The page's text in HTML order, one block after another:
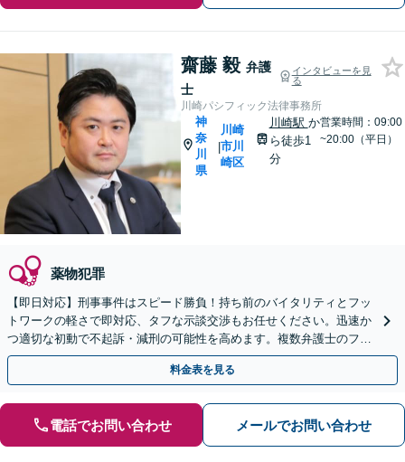
齋藤 毅 弁護
士
インタビューを見
る
川崎パシフィック法律事務所
神
奈
川
県
|
川崎
市川
崎区
川崎駅 か
ら徒歩1
分
営業時間：09:00
~20:00（平日）
薬物犯罪
【即日対応】刑事事件はスピード勝負！持ち前のバイタリティとフッ
トワークの軽さで即対応、タフな示談交渉もお任せください。迅速か
つ適切な初動で不起訴・減刑の可能性を高めます。複数弁護士のフォ
ロー体制。家族・職場へも配慮します。【川崎駅徒歩1分】
料金表を見る
電話でお問い合わせ メールでお問い合わせ